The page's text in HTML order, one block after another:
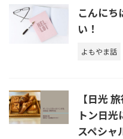
こんにち
い！
よもやま話
【日光
トン日
スペシャ